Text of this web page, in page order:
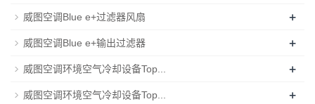
威图空调Blue e+过滤器风扇 +
威图空调Blue e+输出过滤器 +
威图空调环境空气冷却设备Top... +
威图空调环境空气冷却设备Top... +